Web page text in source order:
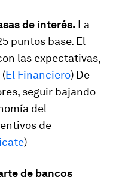
de interés. La
puntos base. El
las expectativas,
El Financiero) De
seguir bajando
del
de
)
de bancos